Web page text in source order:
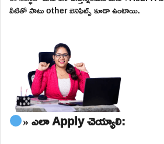
వీటితో పాటు other బెనిఫిట్స్ కూడా ఉంటాయి.
» ఎలా Apply చెయ్యాలి: